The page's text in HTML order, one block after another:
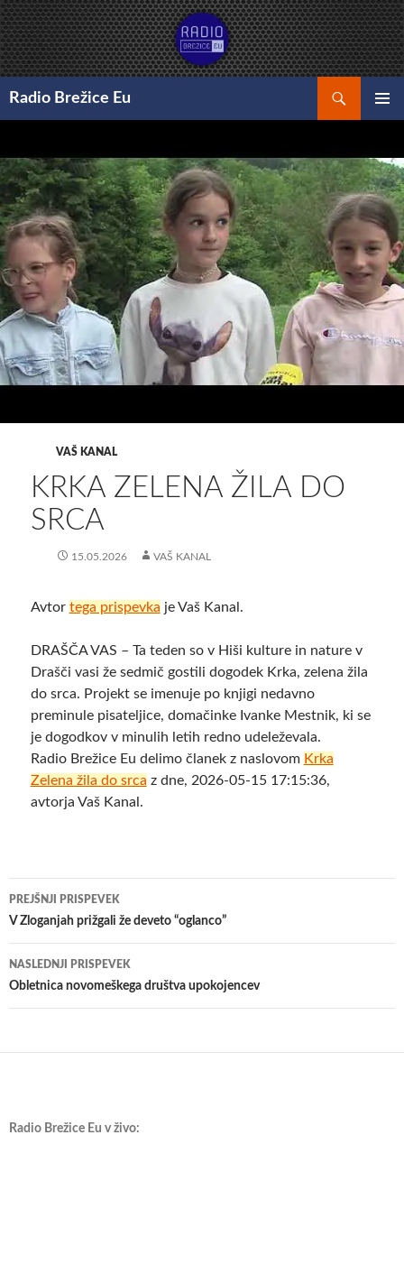
Preskoči
na
vsebino
Radio Brežice Eu
VAŠ KANAL
KRKA ZELENA ŽILA DO
SRCA
15.05.2026 VAŠ KANAL
Avtor tega prispevka je Vaš Kanal.
DRAŠČA VAS – Ta teden so v Hiši kulture in nature v
Drašči vasi že sedmič gostili dogodek Krka, zelena žila
do srca. Projekt se imenuje po knjigi nedavno
preminule pisateljice, domačinke Ivanke Mestnik, ki se
je dogodkov v minulih letih redno udeleževala.
Radio Brežice Eu delimo članek z naslovom Krka
Zelena žila do srca z dne, 2026-05-15 17:15:36,
avtorja Vaš Kanal.
Krmarjenje
po
prispevkih
PREJŠNJI PRISPEVEK
V Zloganjah prižgali že deveto “oglanco”
NASLEDNJI PRISPEVEK
Obletnica novomeškega društva upokojencev
Radio Brežice Eu v živo: